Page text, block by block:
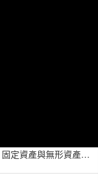
歡迎光臨會計小鎮－馬秀如 第4-4-3章 固定資產與無形資產 無形資產的會計處理（三 ）